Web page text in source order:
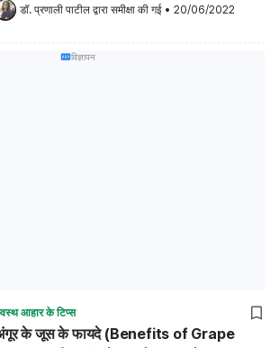
डॉ. प्रणाली पाटील द्वारा समीक्षा की गई • 20/06/2022
विज्ञापन
आहार के टिप्स
के जूस के फायदे (Benefits of Grape